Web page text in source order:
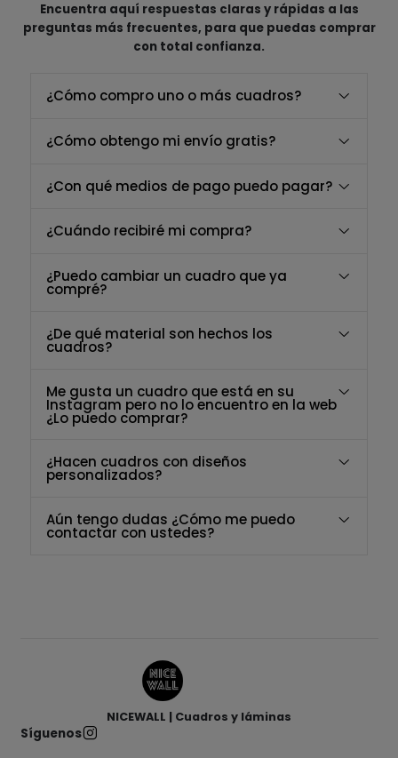
Encuentra aquí respuestas claras y rápidas a las
preguntas más frecuentes, para que puedas comprar
con total confianza.
¿Cómo compro uno o más cuadros?
¿Cómo obtengo mi envío gratis?
¿Con qué medios de pago puedo pagar?
¿Cuándo recibiré mi compra?
¿Puedo cambiar un cuadro que ya
compré?
¿De qué material son hechos los
cuadros?
Me gusta un cuadro que está en su
Instagram pero no lo encuentro en la web
¿Lo puedo comprar?
¿Hacen cuadros con diseños
personalizados?
Aún tengo dudas ¿Cómo me puedo
contactar con ustedes?
NICEWALL | Cuadros y láminas
Síguenos